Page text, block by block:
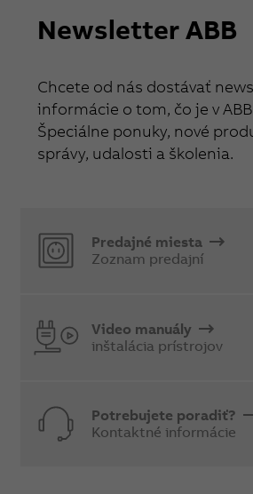
Newsletter ABB
Chcete od nás dostávať
informácie o tom, čo je v
Špeciálne ponuky, nové
správy, udalosti a školenia.
Predajné miesta
Zoznam predajní
Video manuály
inštalácia prístrojov
Potrebujete poradiť?
Kontaktné informácie